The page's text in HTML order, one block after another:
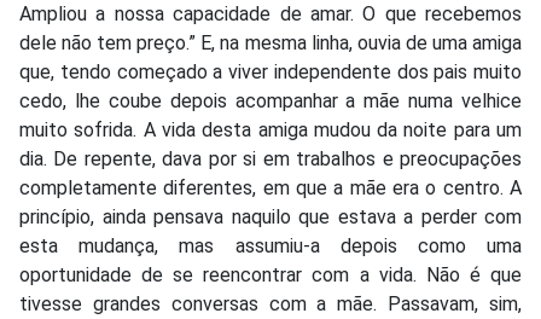
Ampliou a nossa capacidade de amar. O que recebemos
dele não tem preço.” E, na mesma linha, ouvia de uma amiga
que, tendo começado a viver independente dos pais muito
cedo, lhe coube depois acompanhar a mãe numa velhice
muito sofrida. A vida desta amiga mudou da noite para um
dia. De repente, dava por si em trabalhos e preocupações
completamente diferentes, em que a mãe era o centro. A
princípio, ainda pensava naquilo que estava a perder com
esta mudança, mas assumiu-a depois como uma
oportunidade de se reencontrar com a vida. Não é que
tivesse grandes conversas com a mãe. Passavam, sim,